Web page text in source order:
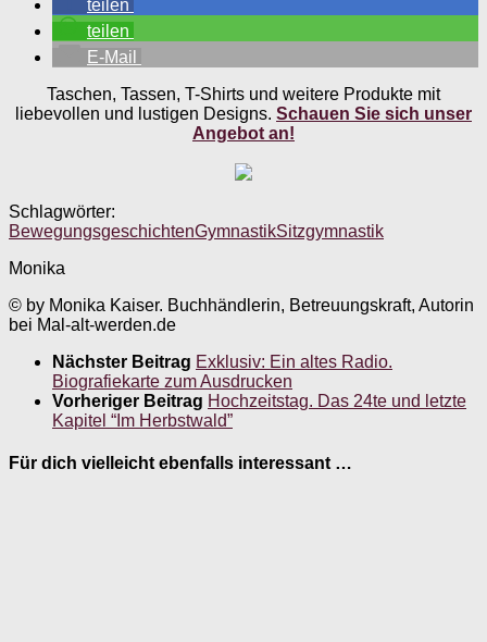
teilen
teilen
E-Mail
Taschen, Tassen, T-Shirts und weitere Produkte mit
liebevollen und lustigen Designs. Schauen Sie sich unser
Angebot an!
Schlagwörter:
BewegungsgeschichtenGymnastikSitzgymnastik
Monika
© by Monika Kaiser. Buchhändlerin, Betreuungskraft, Autorin
bei Mal-alt-werden.de
Nächster Beitrag Exklusiv: Ein altes Radio.
Biografiekarte zum Ausdrucken
Vorheriger Beitrag Hochzeitstag. Das 24te und letzte
Kapitel “Im Herbstwald”
Für dich vielleicht ebenfalls interessant …